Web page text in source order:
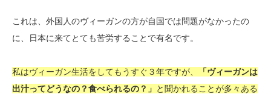
これは、外国人のヴィーガンの方が自国では問題がなかったの
に、日本に来てとても苦労することで有名です。
私はヴィーガン生活をしてもうすぐ３年ですが、
「ヴィーガンは
出汁ってどうなの？食べられるの？」 と聞かれることが多々ある